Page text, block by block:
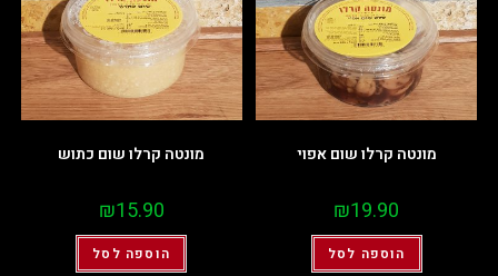
מונטה קרלו שום אפוי
₪19.90
הוספה לסל
מונטה קרלו שום כתוש
₪15.90
הוספה לסל